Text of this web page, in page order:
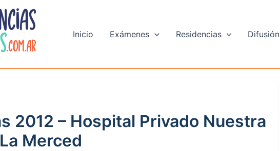
Inicio Exámenes Residencias Difusión
2012 – Hospital Privado Nuestra
Merced